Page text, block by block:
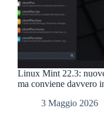
Linux Mint 22.3:
ma conviene davvero
3 Maggio 2026